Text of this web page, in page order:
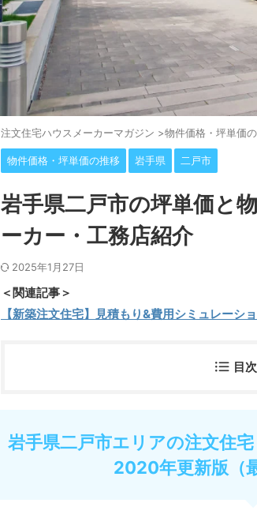
注⽂住宅ハウスメーカーマガジン >物件価格・坪単価
物件価格・坪単価の推移 岩手県 二戸市
岩手県二戸市の坪単価と
ーカー・工務店紹介
2025年1月27日
＜関連記事＞
【新築注文住宅】見積もり&費用シミュレーシ
目次
岩手県二戸市エリアの注文住
2020年更新版（